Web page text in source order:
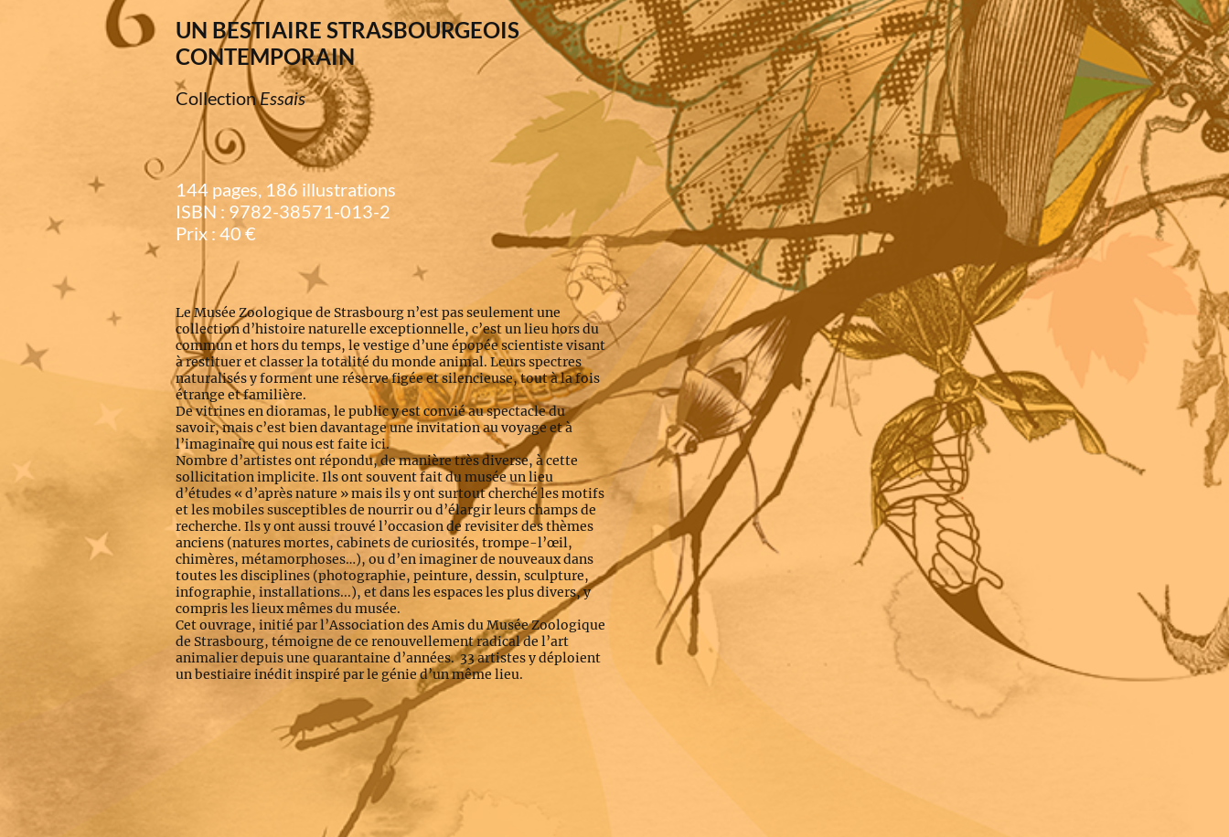
UN BESTIAIRE STRASBOURGEOIS
CONTEMPORAIN
CollectionEssais
144 pages, 186 illustrations
ISBN : 9782-38571-013-2
Prix : 40 €
Le Musée Zoologique de Strasbourg n’est pas seulement une
collection d’histoire naturelle exceptionnelle, c’est un lieu hors du
commun et hors du temps, le vestige d’une épopée scientiste visant
à restituer et classer la totalité du monde animal. Leurs spectres
naturalisés y forment une réserve figée et silencieuse, tout à la fois
étrange et familière.
De vitrines en dioramas, le public y est convié au spectacle du
savoir, mais c’est bien davantage une invitation au voyage et à
l’imaginaire qui nous est faite ici.
Nombre d’artistes ont répondu, de manière très diverse, à cette
sollicitation implicite. Ils ont souvent fait du musée un lieu
d’études « d’après nature » mais ils y ont surtout cherché les motifs
et les mobiles susceptibles de nourrir ou d’élargir leurs champs de
recherche. Ils y ont aussi trouvé l’occasion de revisiter des thèmes
anciens (natures mortes, cabinets de curiosités, trompe-l’œil,
chimères, métamorphoses…), ou d’en imaginer de nouveaux dans
toutes les disciplines (photographie, peinture, dessin, sculpture,
infographie, installations...), et dans les espaces les plus divers, y
compris les lieux mêmes du musée.
Cet ouvrage, initié par l’Association des Amis du Musée Zoologique
de Strasbourg, témoigne de ce renouvellement radical de l’art
animalier depuis une quarantaine d’années. 33 artistes y déploient
un bestiaire inédit inspiré par le génie d’un même lieu.